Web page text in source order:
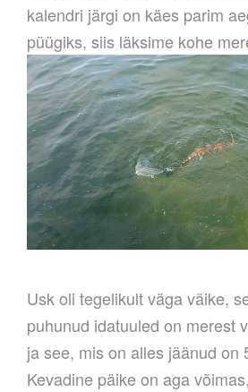
kalendri järgi on käes parim
püügiks, siis läksime kohe
Usk oli tegelikult väga väike,
puhunud idatuuled on merest
ja see, mis on alles jäänud on
Kevadine päike on aga